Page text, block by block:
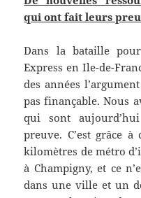
qui ont fait leurs
Dans la bataille
Express en Ile-de-
des années
pas finançable. Nous
qui sont
preuve. C’est grâce
kilomètres de métro
à Champigny, et ce
dans une ville et un